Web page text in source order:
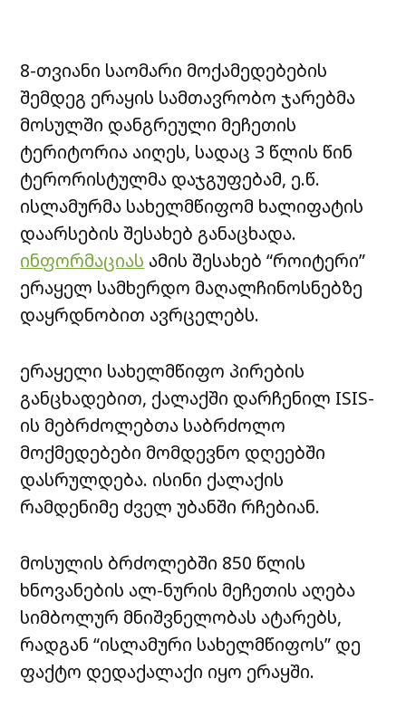
8-თვიანი საომარი მოქამედებების
შემდეგ ერაყის სამთავრობო ჯარებმა
მოსულში დანგრეული მეჩეთის
ტერიტორია აიღეს, სადაც 3 წლის წინ
ტერორისტულმა დაჯგუფებამ, ე.წ.
ისლამურმა სახელმწიფომ ხალიფატის
დაარსების შესახებ განაცხადა.
ინფორმაციას ამის შესახებ “როიტერი”
ერაყელ სამხერდო მაღალჩინოსნებზე
დაყრდნობით ავრცელებს.
ერაყელი სახელმწიფო პირების
განცხადებით, ქალაქში დარჩენილ ISIS-
ის მებრძოლებთა საბრძოლო
მოქმედებები მომდევნო დღეებში
დასრულდება. ისინი ქალაქის
რამდენიმე ძველ უბანში რჩებიან.
მოსულის ბრძოლებში 850 წლის
ხნოვანების ალ-ნურის მეჩეთის აღება
სიმბოლურ მნიშვნელობას ატარებს,
რადგან “ისლამური სახელმწიფოს” დე
ფაქტო დედაქალაქი იყო ერაყში.